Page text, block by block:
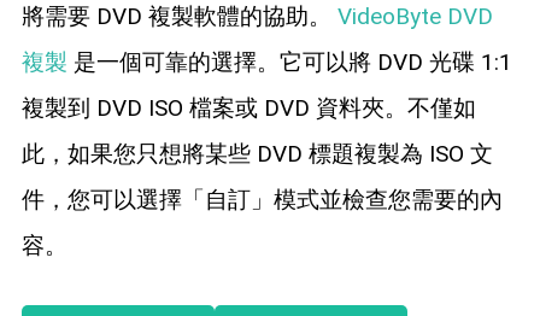
將需要 DVD 複製軟體的協助。 VideoByte DVD
複製 是一個可靠的選擇。它可以將 DVD 光碟 1:1
複製到 DVD ISO 檔案或 DVD 資料夾。不僅如
此，如果您只想將某些 DVD 標題複製為 ISO 文
件，您可以選擇「自訂」模式並檢查您需要的內
容。